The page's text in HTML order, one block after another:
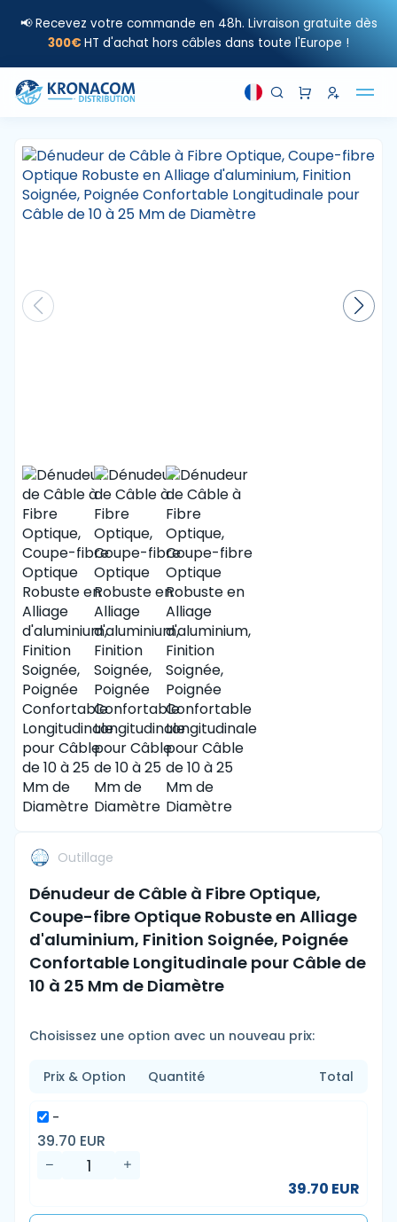
📢 Recevez votre commande en 48h. Livraison gratuite dès
300€ HT d'achat hors câbles dans toute l'Europe !
Outillage
Dénudeur de Câble à Fibre Optique,
Coupe-fibre Optique Robuste en Alliage
d'aluminium, Finition Soignée, Poignée
Confortable Longitudinale pour Câble de
10 à 25 Mm de Diamètre
Choisissez une option avec un nouveau prix:
Prix & Option Quantité Total
-
39.70 EUR
39.70 EUR